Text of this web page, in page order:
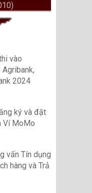
vào
2024
ký và đặt
Ví MoMo
vấn Tín dụng
hàng và Trả